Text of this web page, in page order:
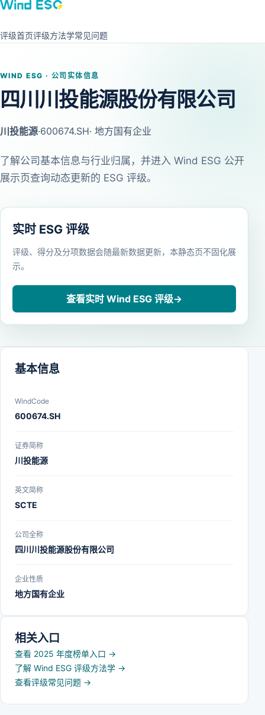
评级首页评级方法学常见问题
WIND ESG · 公司实体信息
四川川投能源股份有限公司
川投能源·600674.SH· 地方国有企业
了解公司基本信息与行业归属，并进入 Wind ESG 公开
展示页查询动态更新的 ESG 评级。
实时 ESG 评级
评级、得分及分项数据会随最新数据更新，本静态页不固化展
示。
查看实时 Wind ESG 评级→
基本信息
WindCode
600674.SH
证券简称
川投能源
英文简称
SCTE
公司全称
四川川投能源股份有限公司
企业性质
地方国有企业
相关入口
查看 2025 年度榜单入口 →
了解 Wind ESG 评级方法学 →
查看评级常见问题 →